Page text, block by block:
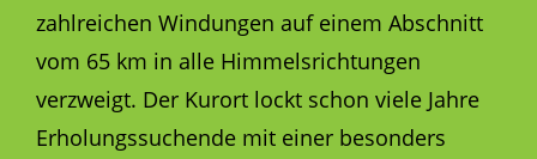
zahlreichen Windungen auf einem Abschnitt
vom 65 km in alle Himmelsrichtungen
verzweigt. Der Kurort lockt schon viele Jahre
Erholungssuchende mit einer besonders